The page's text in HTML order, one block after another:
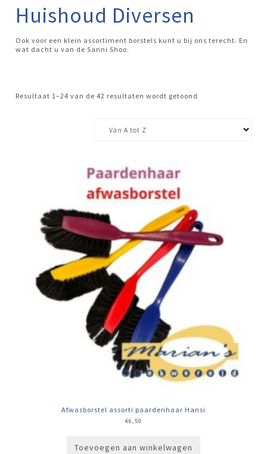
Huishoud Diversen
Ook voor een klein assortiment borstels kunt u bij ons terecht. En
wat dacht u van de Sanni Shoo.
Resultaat 1–24 van de 42 resultaten wordt getoond
Afwasborstel assorti paardenhaar Hansi
€6,50
Toevoegen aan winkelwagen